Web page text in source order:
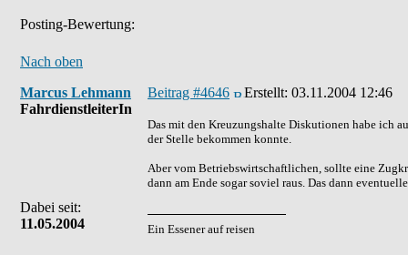
Posting-Bewertung:
Nach oben
Marcus Lehmann
FahrdienstleiterIn
Dabei seit:
11.05.2004
Beitrag #4646 Erstellt: 03.11.2004 12:46
Das mit den Kreuzungshalte Diskutionen habe ich
der Stelle bekommen konnte.
Aber vom Betriebswirtschaftlichen, sollte eine
dann am Ende sogar soviel raus. Das dann
Ein Essener auf reisen